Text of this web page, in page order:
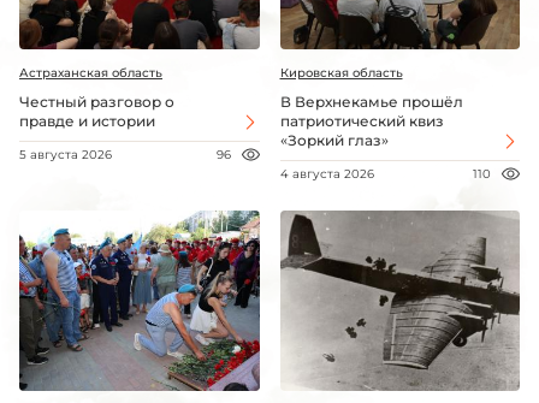
Астраханская область
Честный разговор о
правде и истории
5 августа 2026 96
Кировская область
В Верхнекамье прошёл
патриотический квиз
«Зоркий глаз»
4 августа 2026 110